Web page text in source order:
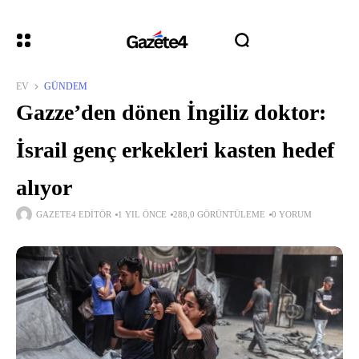
EV GÜNDEM
Gazze’den dönen İngiliz doktor:
İsrail genç erkekleri kasten hedef
alıyor
GAZETE4 EDITÖR 1 YIL ÖNCE 288,0 GÖRÜNTÜLEME 0 YORUM